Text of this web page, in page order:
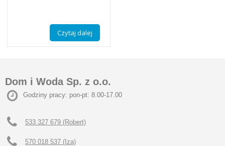
Czytaj dalej
Dom i Woda Sp. z o.o.
Godziny pracy: pon-pt: 8.00-17.00
533 327 679 (Robert)
570 018 537 (Iza)